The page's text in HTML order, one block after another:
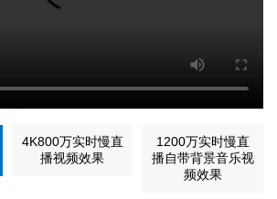
4K800万实时慢直
播视频效果
1200万实时慢直
播自带背景音乐视
频效果